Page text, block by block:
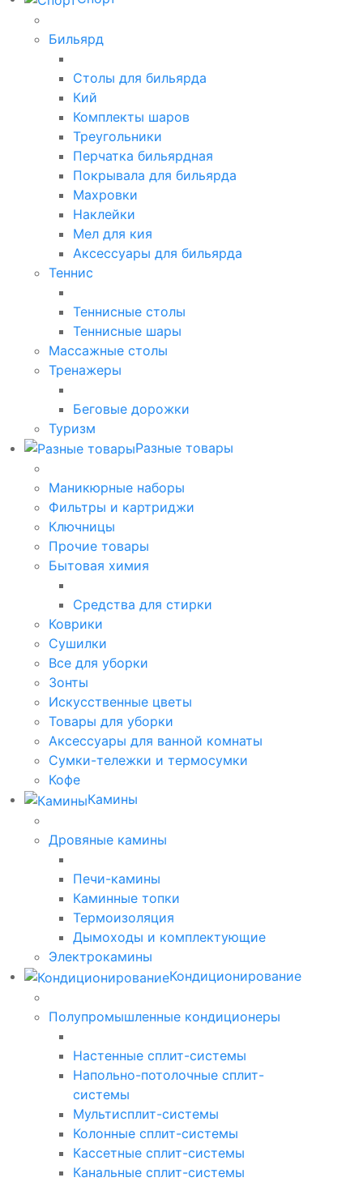
Бильярд
Столы для бильярда
Кий
Комплекты шаров
Треугольники
Перчатка бильярдная
Покрывала для бильярда
Махровки
Наклейки
Мел для кия
Аксессуары для бильярда
Теннис
Теннисные столы
Теннисные шары
Массажные столы
Тренажеры
Беговые дорожки
Туризм
Разные товары
Маникюрные наборы
Фильтры и картриджи
Ключницы
Прочие товары
Бытовая химия
Средства для стирки
Коврики
Сушилки
Все для уборки
Зонты
Искусственные цветы
Товары для уборки
Аксессуары для ванной комнаты
Сумки-тележки и термосумки
Кофе
Камины
Дровяные камины
Печи-камины
Каминные топки
Термоизоляция
Дымоходы и комплектующие
Электрокамины
Кондиционирование
Полупромышленные кондиционеры
Настенные сплит-системы
Напольно-потолочные сплит-
системы
Мультисплит-системы
Колонные сплит-системы
Кассетные сплит-системы
Канальные сплит-системы